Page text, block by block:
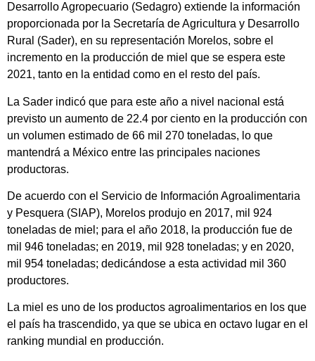
Desarrollo Agropecuario (Sedagro) extiende la información
proporcionada por la Secretaría de Agricultura y Desarrollo
Rural (Sader), en su representación Morelos, sobre el
incremento en la producción de miel que se espera este
2021, tanto en la entidad como en el resto del país.
La Sader indicó que para este año a nivel nacional está
previsto un aumento de 22.4 por ciento en la producción con
un volumen estimado de 66 mil 270 toneladas, lo que
mantendrá a México entre las principales naciones
productoras.
De acuerdo con el Servicio de Información Agroalimentaria
y Pesquera (SIAP), Morelos produjo en 2017, mil 924
toneladas de miel; para el año 2018, la producción fue de
mil 946 toneladas; en 2019, mil 928 toneladas; y en 2020,
mil 954 toneladas; dedicándose a esta actividad mil 360
productores.
La miel es uno de los productos agroalimentarios en los que
el país ha trascendido, ya que se ubica en octavo lugar en el
ranking mundial en producción.